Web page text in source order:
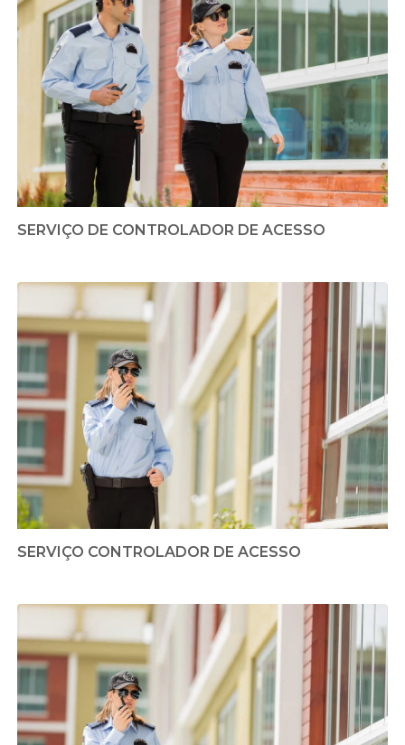
SERVIÇO DE CONTROLADOR DE ACESSO
SERVIÇO CONTROLADOR DE ACESSO